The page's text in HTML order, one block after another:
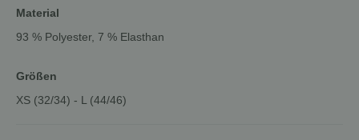
Material
93 % Polyester, 7 % Elasthan
Größen
XS (32/34) - L (44/46)